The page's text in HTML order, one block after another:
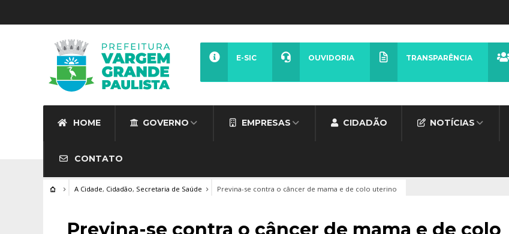
HOME GOVERNO EMPRESAS CIDADÃO NOTÍCIAS
CONTATO
E-SIC OUVIDORIA TRANSPARÊNCIA
A Cidade, Cidadão, Secretaria de Saúde Previna-se contra o câncer de mama e de colo uterino
Previna-se contra o câncer de mama e de colo